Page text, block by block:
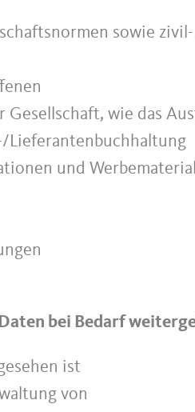
sowie
wie das
Lieferantenbuchhaltung
und
bei Bedarf
ist
von